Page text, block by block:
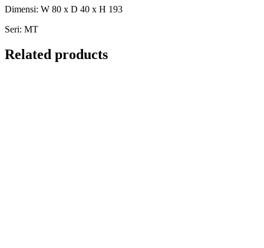
Dimensi: W 80 x D 40 x H 193
Seri: MT
Related products